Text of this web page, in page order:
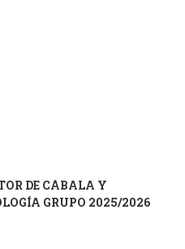
DE CÁBALA Y
GRUPO 2025/2026